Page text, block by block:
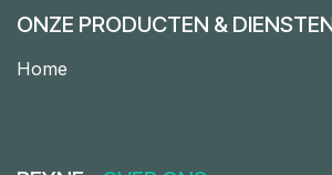
ONZE PRODUCTEN &
Home